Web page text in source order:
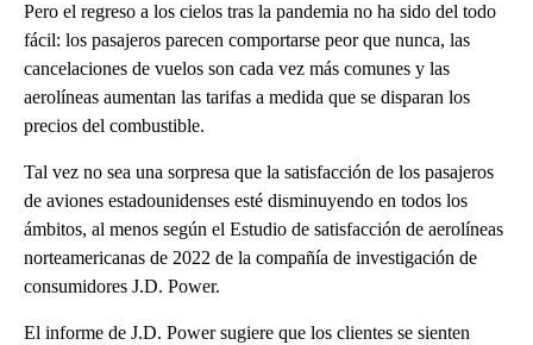
Pero el regreso a los cielos tras la pandemia no ha sido del todo
fácil: los pasajeros parecen comportarse peor que nunca, las
cancelaciones de vuelos son cada vez más comunes y las
aerolíneas aumentan las tarifas a medida que se disparan los
precios del combustible.
Tal vez no sea una sorpresa que la satisfacción de los pasajeros
de aviones estadounidenses esté disminuyendo en todos los
ámbitos, al menos según el Estudio de satisfacción de aerolíneas
norteamericanas de 2022 de la compañía de investigación de
consumidores J.D. Power.
El informe de J.D. Power sugiere que los clientes se sienten